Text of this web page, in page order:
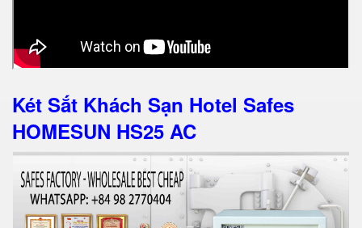
Két Sắt Khách Sạn Hotel Safes
HOMESUN HS25 AC